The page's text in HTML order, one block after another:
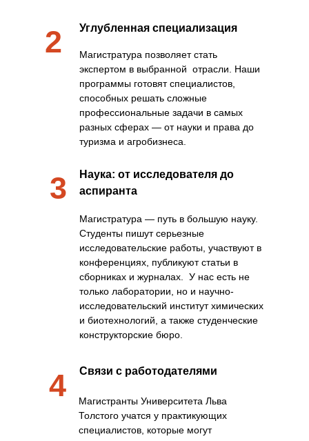
2 Углубленная специализация
Магистратура позволяет стать
экспертом в выбранной отрасли. Наши
программы готовят специалистов,
способных решать сложные
профессиональные задачи в самых
разных сферах — от науки и права до
туризма и агробизнеса.
3
Наука: от исследователя до
аспиранта
Магистратура — путь в большую науку.
Студенты пишут серьезные
исследовательские работы, участвуют в
конференциях, публикуют статьи в
сборниках и журналах. У нас есть не
только лаборатории, но и научно-
исследовательский институт химических
и биотехнологий, а также студенческие
конструкторские бюро.
4 Связи с работодателями
Магистранты Университета Льва
Толстого учатся у практикующих
специалистов, которые могут